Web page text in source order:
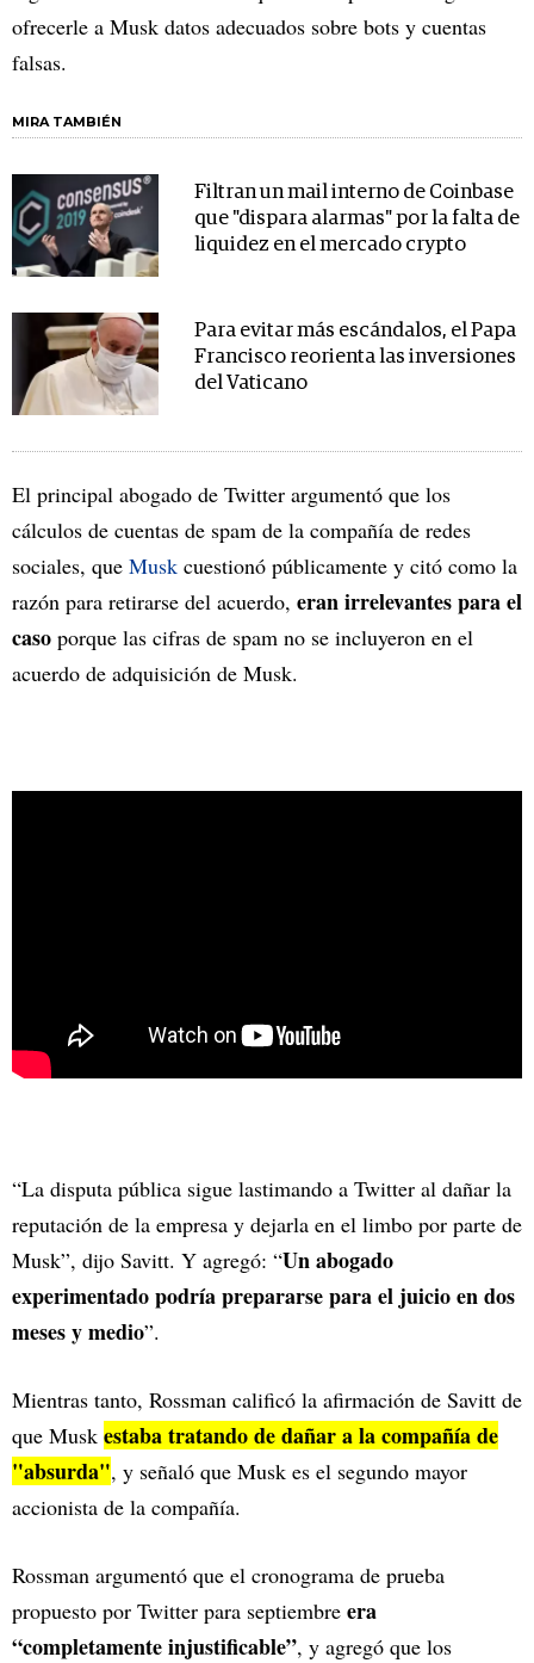
ofrecerle a Musk datos adecuados sobre bots y cuentas
falsas.
MIRA TAMBIÉN
Filtran un mail interno de Coinbase
que "dispara alarmas" por la falta de
liquidez en el mercado crypto
Para evitar más escándalos, el Papa
Francisco reorienta las inversiones
del Vaticano
El principal abogado de Twitter argumentó que los
cálculos de cuentas de spam de la compañía de redes
sociales, que Musk cuestionó públicamente y citó como la
razón para retirarse del acuerdo, eran irrelevantes para el
caso porque las cifras de spam no se incluyeron en el
acuerdo de adquisición de Musk.
“La disputa pública sigue lastimando a Twitter al dañar la
reputación de la empresa y dejarla en el limbo por parte de
Musk”, dijo Savitt. Y agregó: “Un abogado
experimentado podría prepararse para el juicio en dos
meses y medio”.
Mientras tanto, Rossman calificó la afirmación de Savitt de
que Musk estaba tratando de dañar a la compañía de
"absurda", y señaló que Musk es el segundo mayor
accionista de la compañía.
Rossman argumentó que el cronograma de prueba
propuesto por Twitter para septiembre era
“completamente injustificable”, y agregó que los